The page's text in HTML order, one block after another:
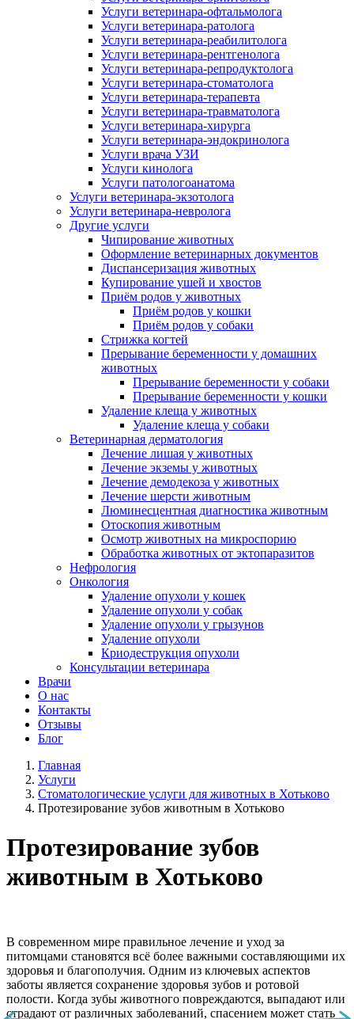
Услуги ветеринара-офтальмолога
Услуги ветеринара-ратолога
Услуги ветеринара-реабилитолога
Услуги ветеринара-рентгенолога
Услуги ветеринара-репродуктолога
Услуги ветеринара-стоматолога
Услуги ветеринара-терапевта
Услуги ветеринара-травматолога
Услуги ветеринара-хирурга
Услуги ветеринара-эндокринолога
Услуги врача УЗИ
Услуги кинолога
Услуги патологоанатома
Услуги ветеринара-экзотолога
Услуги ветеринара-невролога
Другие услуги
Чипирование животных
Оформление ветеринарных документов
Диспансеризация животных
Купирование ушей и хвостов
Приём родов у животных
Приём родов у кошки
Приём родов у собаки
Стрижка когтей
Прерывание беременности у домашних
животных
Прерывание беременности у собаки
Прерывание беременности у кошки
Удаление клеща у животных
Удаление клеща у собаки
Ветеринарная дерматология
Лечение лишая у животных
Лечение экземы у животных
Лечение демодекоза у животных
Лечение шерсти животным
Люминесцентная диагностика животным
Отоскопия животным
Осмотр животных на микроспорию
Обработка животных от эктопаразитов
Нефрология
Онкология
Удаление опухоли у кошек
Удаление опухоли у собак
Удаление опухоли у грызунов
Удаление опухоли
Криодеструкция опухоли
Консультации ветеринара
Врачи
О нас
Контакты
Отзывы
Блог
Главная
Услуги
Стоматологические услуги для животных в Хотьково
Протезирование зубов животным в Хотьково
Протезирование зубов
животным в Хотьково
В современном мире правильное лечение и уход за
питомцами становятся всё более важными составляющими их
здоровья и благополучия. Одним из ключевых аспектов
заботы является сохранение здоровья зубов и ротовой
полости. Когда зубы животного повреждаются, выпадают или
страдают от различных заболеваний, спасением может стать